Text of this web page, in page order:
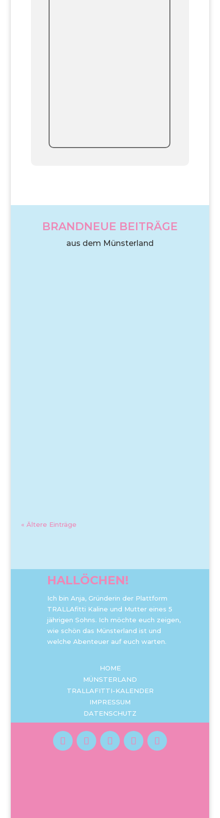
BRANDNEUE BEITRÄGE
aus dem Münsterland
« Ältere Einträge
HALLÖCHEN!
Ich bin Anja, Gründerin der Plattform
TRALLAfitti Kaline und Mutter eines 5
jährigen Sohns. Ich möchte euch zeigen,
wie schön das Münsterland ist und
welche Abenteuer auf euch warten.
HOME
MÜNSTERLAND
TRALLAFITTI-KALENDER
IMPRESSUM
DATENSCHUTZ